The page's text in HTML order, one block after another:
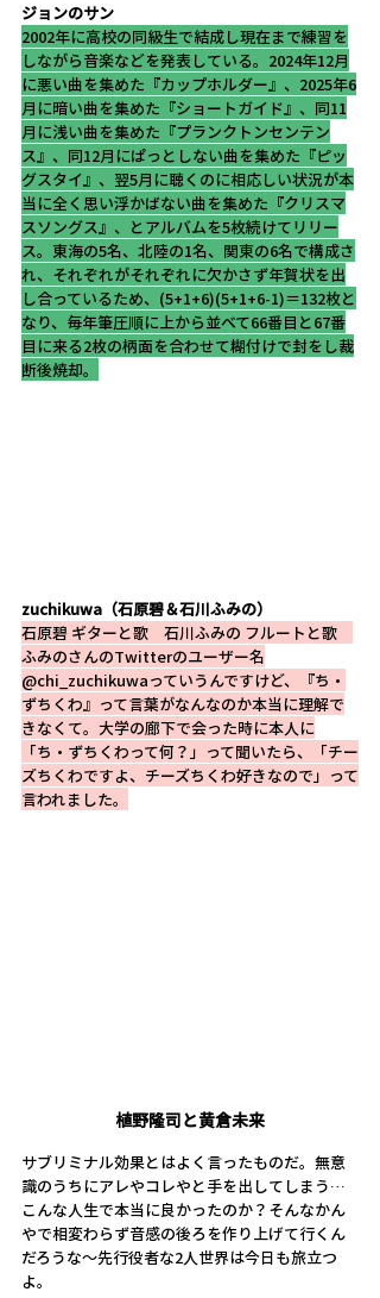
ジョンのサン
2002年に高校の同級生で結成し現在まで練習を
しながら音楽などを発表している。2024年12月
に悪い曲を集めた『カップホルダー』、2025年6
月に暗い曲を集めた『ショートガイド』、同11
月に浅い曲を集めた『プランクトンセンテン
ス』、同12月にぱっとしない曲を集めた『ピッ
グスタイ』、翌5月に聴くのに相応しい状況が本
当に全く思い浮かばない曲を集めた『クリスマ
スソングス』、とアルバムを5枚続けてリリー
ス。東海の5名、北陸の1名、関東の6名で構成さ
れ、それぞれがそれぞれに欠かさず年賀状を出
し合っているため、(5+1+6)(5+1+6-1)＝132枚と
なり、毎年筆圧順に上から並べて66番目と67番
目に来る2枚の柄面を合わせて糊付けで封をし裁
断後焼却。
zuchikuwa（石原碧＆石川ふみの）
石原碧 ギターと歌　石川ふみの フルートと歌
ふみのさんのTwitterのユーザー名
@chi_zuchikuwaっていうんですけど、『ち・
ずちくわ』って言葉がなんなのか本当に理解で
きなくて。大学の廊下で会った時に本人に
「ち・ずちくわって何？」って聞いたら、「チー
ズちくわですよ、チーズちくわ好きなので」って
言われました。
植野隆司と黄倉未来
サブリミナル効果とはよく言ったものだ。無意
識のうちにアレやコレやと手を出してしまう…
こんな人生で本当に良かったのか？そんなかん
やで相変わらず音感の後ろを作り上げて行くん
だろうな〜先行役者な2人世界は今日も旅立つ
よ。